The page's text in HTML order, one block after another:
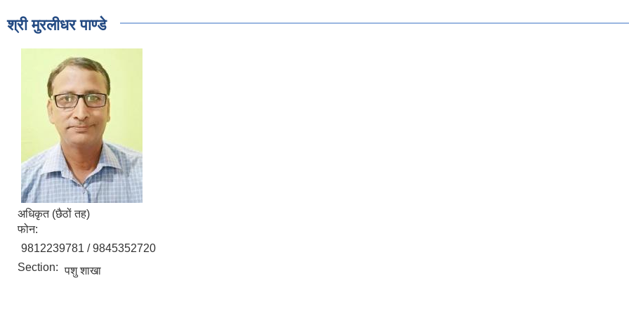
श्री मुरलीधर पाण्डे
अधिकृत (छैठों तह)
फोन:
9812239781 / 9845352720
Section: पशु शाखा